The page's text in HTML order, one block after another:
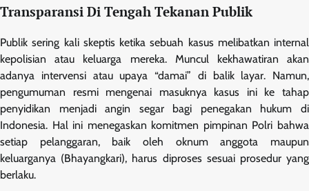
Transparansi Di Tengah Tekanan Publik
Publik sering kali skeptis ketika sebuah kasus melibatkan internal
kepolisian atau keluarga mereka. Muncul kekhawatiran akan
adanya intervensi atau upaya “damai” di balik layar. Namun,
pengumuman resmi mengenai masuknya kasus ini ke tahap
penyidikan menjadi angin segar bagi penegakan hukum di
Indonesia. Hal ini menegaskan komitmen pimpinan Polri bahwa
setiap pelanggaran, baik oleh oknum anggota maupun
keluarganya (Bhayangkari), harus diproses sesuai prosedur yang
berlaku.